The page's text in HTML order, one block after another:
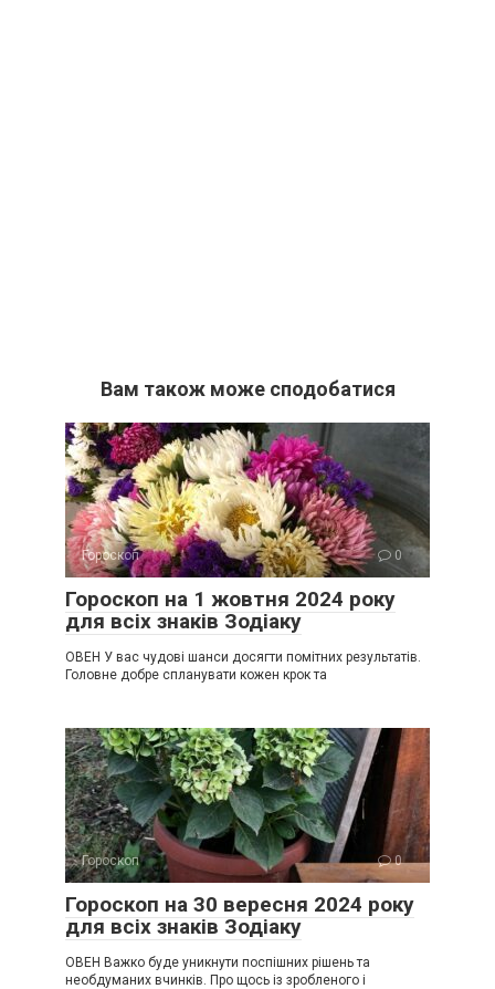
Вам також може сподобатися
Гороскоп 0
Гороскоп на 1 жовтня 2024 року
для всіх знаків Зодіаку
ОВЕН У вас чудові шанси досягти помітних результатів.
Головне добре спланувати кожен крок та
Гороскоп 0
Гороскоп на 30 вересня 2024 року
для всіх знаків Зодіаку
ОВЕН Важко буде уникнути поспішних рішень та
необдуманих вчинків. Про щось із зробленого і